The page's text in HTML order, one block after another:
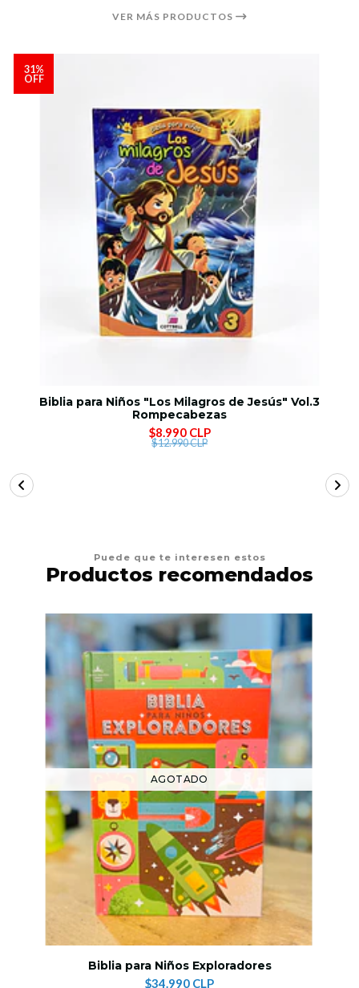
VER MÁS PRODUCTOS
31%
OFF
Biblia para Niños "Los Milagros de Jesús" Vol.3
Rompecabezas
$8.990 CLP
$12.990 CLP
Puede que te interesen estos
Productos recomendados
AGOTADO
Biblia para Niños Exploradores
$34.990 CLP